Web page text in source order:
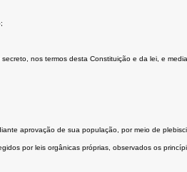
nos termos desta Constituição e da lei, e
aprovação de sua população, por meio de
por leis orgânicas próprias, observados os